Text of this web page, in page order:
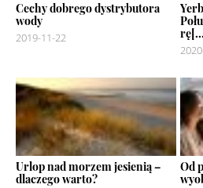
Cechy dobrego dystrybutora
wody
2019-11-22
Urlop nad morzem jesienią –
dlaczego warto?
Od